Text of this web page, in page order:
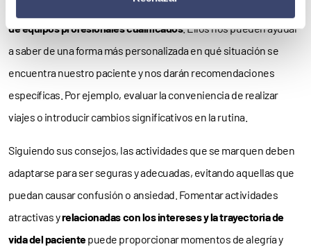
En caso de incertidumbre, es recomendable
de equipos profesionales cualificados. Ellos nos pueden ayudar
a saber de una forma más personalizada en qué situación se
encuentra nuestro paciente y nos darán recomendaciones
específicas. Por ejemplo, evaluar la conveniencia de realizar
viajes o introducir cambios significativos en la rutina.
Siguiendo sus consejos, las actividades que se marquen deben
adaptarse para ser seguras y adecuadas, evitando aquellas que
puedan causar confusión o ansiedad. Fomentar actividades
atractivas yrelacionadas con los intereses y la trayectoria de
vida del pacientepuede proporcionar momentos de alegría y